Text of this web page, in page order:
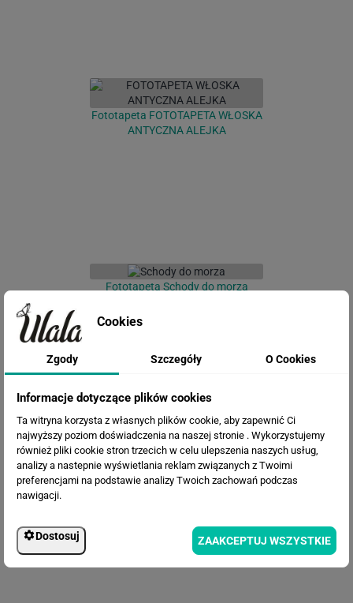
Fototapeta FOTOTAPETA WŁOSKA
ANTYCZNA ALEJKA
Fototapeta Schody do morza
Fototapeta Wąska uliczka w Grecji
Cookies
Zgody Szczegóły O Cookies
Informacje dotyczące plików cookies
Ta witryna korzysta z własnych plików cookie, aby zapewnić Ci
najwyższy poziom doświadczenia na naszej stronie . Wykorzystujemy
również pliki cookie stron trzecich w celu ulepszenia naszych usług,
analizy a nastepnie wyświetlania reklam związanych z Twoimi
preferencjami na podstawie analizy Twoich zachowań podczas
nawigacji.
Dostosuj ZAAKCEPTUJ WSZYSTKIE